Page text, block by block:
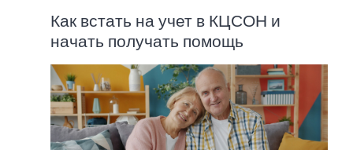
Как встать на учет в КЦСОН и
начать получать помощь